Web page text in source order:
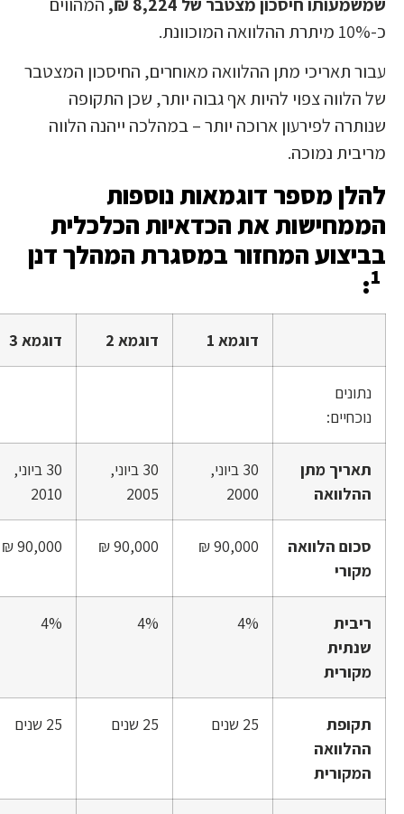
תאריכי מתן ההלוואה מאוחרים, החיסכון המצטבר
הלווה צפוי להיות אף גבוה יותר, שכן התקופה
לפירעון ארוכה יותר – במהלכה ייהנה הלווה
נמוכה.
מספר דוגמאות נוספות
את הכדאיות הכלכלית
המחזור במסגרת המהלך דנן
דוגמא 1 דוגמא 2 דוגמא 3
נתונים
נוכחיים:
תאריך מתן
ההלוואה
30 ביוני,
2000
30 ביוני,
2005
30 ביוני,
2010
סכום הלוואה
מקורי
90,000 ₪
90,000 ₪
90,000 ₪
ריבית
שנתית
מקורית
תקופת
ההלוואה
המקורית